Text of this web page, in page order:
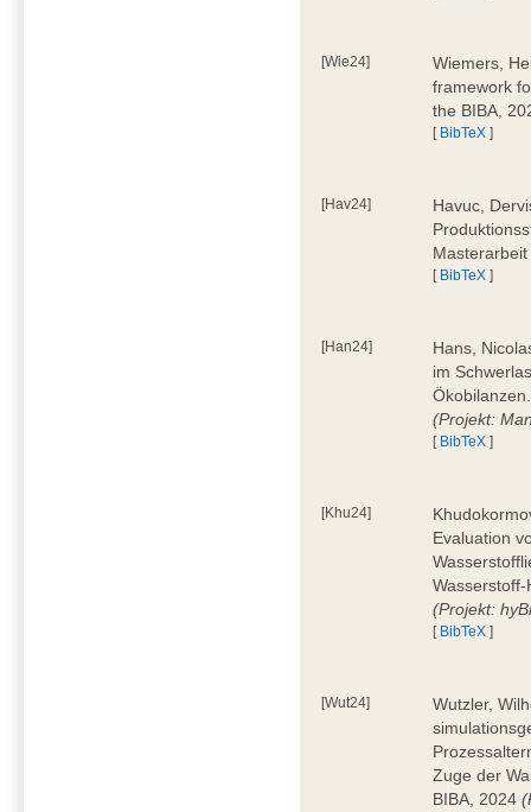
[Wie24]
Wiemers,
framework
the BIBA,
[ BibTeX ]
[Hav24]
Havuc,
[ BibTeX ]
[Han24]
Hans,
im
(Projekt:
[ BibTeX ]
[Khu24]
Evaluation
(Projekt:
[ BibTeX ]
[Wut24]
Wutzler,
Zuge der
BIBA, 2024